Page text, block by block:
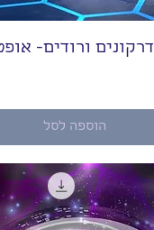
דרקונים ורודים-
הוספה לסל